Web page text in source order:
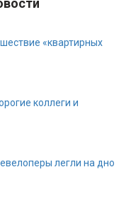
«квартирных
коллеги и
легли на дно